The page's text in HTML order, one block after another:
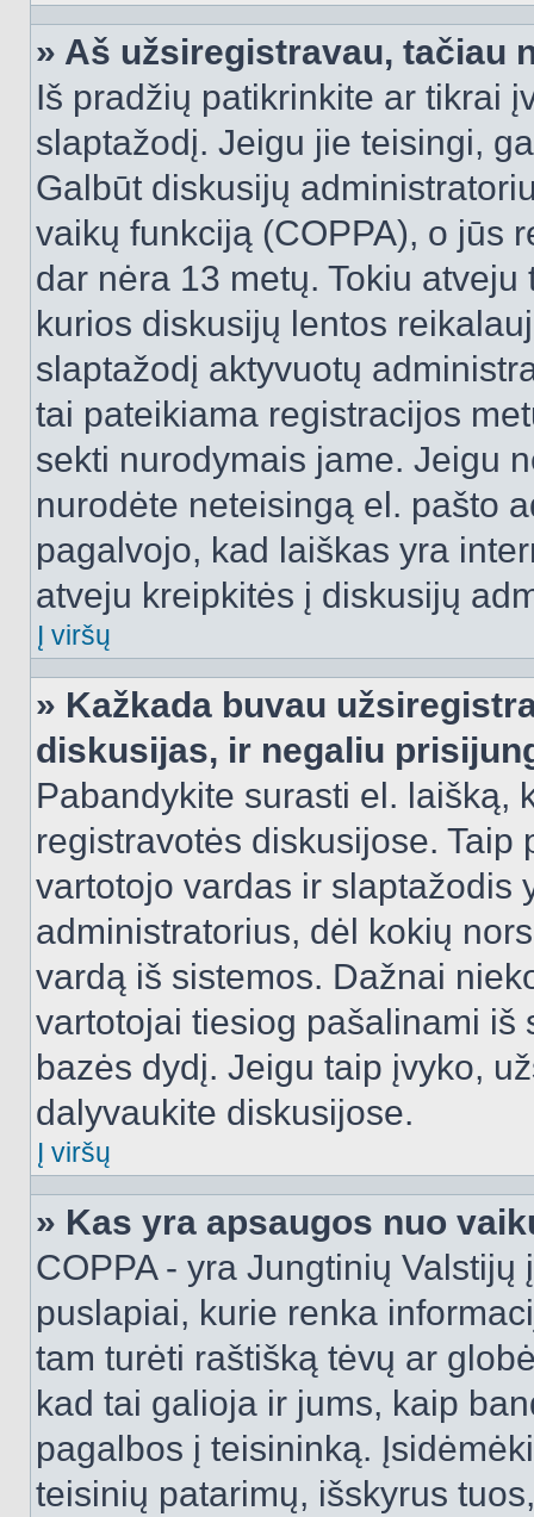
» Aš užsiregistravau, tačiau
Iš pradžių patikrinkite ar tikrai
slaptažodį. Jeigu jie teisingi,
Galbūt diskusijų
vaikų funkciją (COPPA), o jūs
dar nėra 13 metų. Tokiu
kurios diskusijų lentos
slaptažodį aktyvuotų
tai pateikiama registracijos
sekti nurodymais jame. Jeigu
nurodėte neteisingą el. pašto
pagalvojo, kad laiškas yra
atveju kreipkitės į diskusijų
Į viršų
» Kažkada buvau
diskusijas, ir negaliu
Pabandykite surasti el. laišką,
registravotės diskusijose.
vartotojo vardas ir slaptažodis
administratorius, dėl kokių
vardą iš sistemos. Dažnai
vartotojai tiesiog pašalinami iš
bazės dydį. Jeigu taip įvyko,
dalyvaukite diskusijose.
Į viršų
» Kas yra apsaugos nuo
COPPA - yra Jungtinių
puslapiai, kurie renka
tam turėti raštišką tėvų ar
kad tai galioja ir jums, kaip
pagalbos į teisininką.
teisinių patarimų, išskyrus